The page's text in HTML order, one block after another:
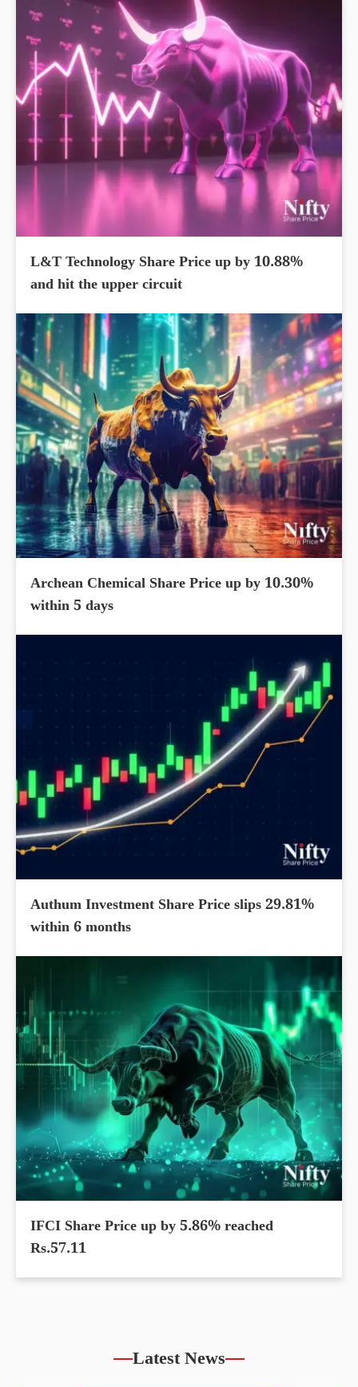
L&T Technology Share Price up by 10.88%
and hit the upper circuit
Archean Chemical Share Price up by 10.30%
within 5 days
Authum Investment Share Price slips 29.81%
within 6 months
IFCI Share Price up by 5.86% reached
Rs.57.11
Latest News